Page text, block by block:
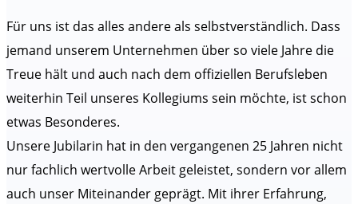
Für uns ist das alles andere als selbstverständlich. Dass
jemand unserem Unternehmen über so viele Jahre die
Treue hält und auch nach dem offiziellen Berufsleben
weiterhin Teil unseres Kollegiums sein möchte, ist schon
etwas Besonderes.
Unsere Jubilarin hat in den vergangenen 25 Jahren nicht
nur fachlich wertvolle Arbeit geleistet, sondern vor allem
auch unser Miteinander geprägt. Mit ihrer Erfahrung,